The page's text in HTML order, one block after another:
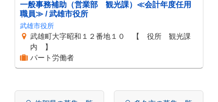
一般事務補助（営業部 観光課）≪会計年度任用
職員≫ / 武雄市役所
武雄市役所
武雄町大字昭和１２番地１０ 【 役所 観光課
内 】
パート労働者